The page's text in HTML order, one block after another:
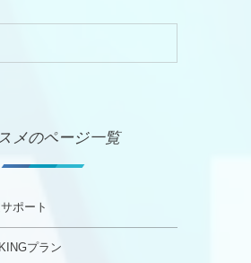
メのページ一覧
ポート
プラン